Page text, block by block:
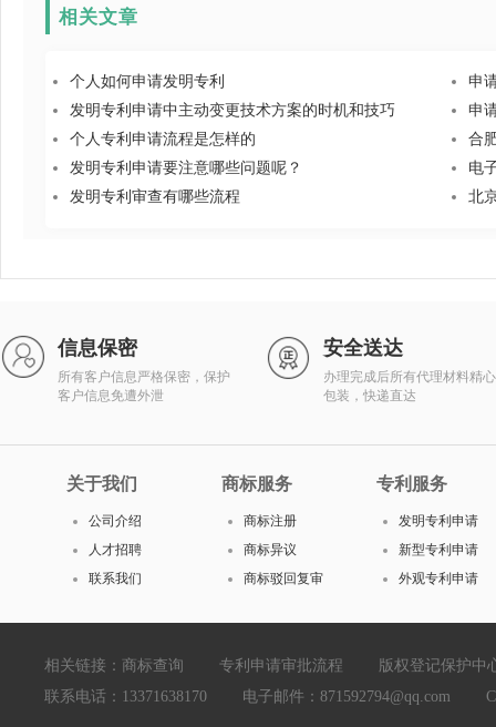
相关文章
个人如何申请发明专利
申
发明专利申请中主动变更技术方案的时机和技巧
申
个人专利申请流程是怎样的
合
发明专利申请要注意哪些问题呢？
电
发明专利审查有哪些流程
北
信息保密
所有客户信息严格保密，保护
客户信息免遭外泄
安全送达
办理完成后所有代理材料精心
包装，快递直达
关于我们
公司介绍
人才招聘
联系我们
商标服务
商标注册
商标异议
商标驳回复审
专利服务
发明专利申请
新型专利申请
外观专利申请
相关链接： 商标查询 专利申请审批流程
版权登记保护中
联系电话：13371638170 电子邮件：871592794@qq.com